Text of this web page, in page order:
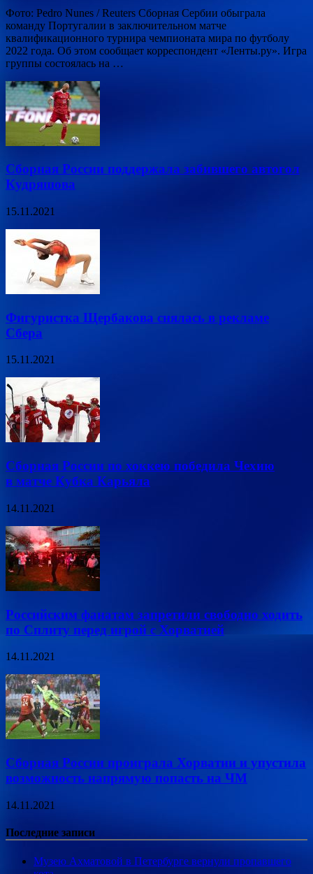
Фото: Pedro Nunes / Reuters Сборная Сербии обыграла
команду Португалии в заключительном матче
квалификационного турнира чемпионата мира по футболу
2022 года. Об этом сообщает корреспондент «Ленты.ру». Игра
группы состоялась на …
Сборная России поддержала забившего автогол
Кудряшова
15.11.2021
Фигуристка Щербакова снялась в рекламе
Сбера
15.11.2021
Сборная России по хоккею победила Чехию
в матче Кубка Карьяла
14.11.2021
Российским фанатам запретили свободно ходить
по Сплиту перед игрой с Хорватией
14.11.2021
Сборная России проиграла Хорватии и упустила
возможность напрямую попасть на ЧМ
14.11.2021
Последние записи
Музею Ахматовой в Петербурге вернули пропавшего